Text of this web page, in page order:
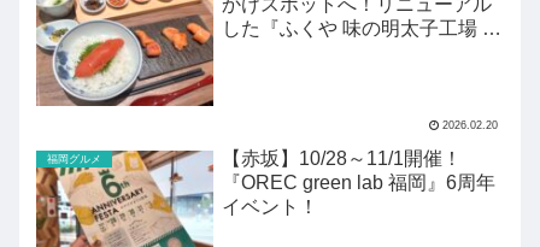
した『ふくや 味の明太子工場 ハ
2026.02.20
福岡グルメ
【赤坂】10/28～11/1開催！
『OREC green lab 福岡』6周年
イベント！